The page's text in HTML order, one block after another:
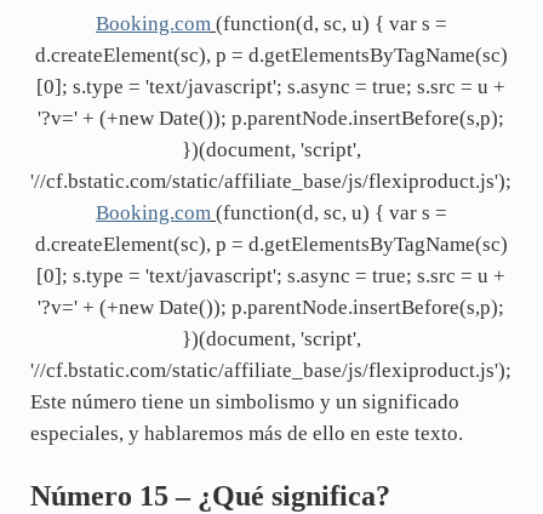
Booking.com (function(d, sc, u) { var s =
d.createElement(sc), p = d.getElementsByTagName(sc)
[0]; s.type = 'text/javascript'; s.async = true; s.src = u +
'?v=' + (+new Date()); p.parentNode.insertBefore(s,p);
})(document, 'script',
'//cf.bstatic.com/static/affiliate_base/js/flexiproduct.js');
Booking.com (function(d, sc, u) { var s =
d.createElement(sc), p = d.getElementsByTagName(sc)
[0]; s.type = 'text/javascript'; s.async = true; s.src = u +
'?v=' + (+new Date()); p.parentNode.insertBefore(s,p);
})(document, 'script',
'//cf.bstatic.com/static/affiliate_base/js/flexiproduct.js');
Este número tiene un simbolismo y un significado
especiales, y hablaremos más de ello en este texto.
Número 15 – ¿Qué significa?